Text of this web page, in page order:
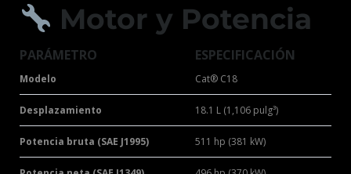
Motor y Potencia
PARÁMETRO ESPECIFICACIÓN
Modelo Cat® C18
Desplazamiento 18.1 L (1,106 pulg³)
Potencia bruta (SAE J1995) 511 hp (381 kW)